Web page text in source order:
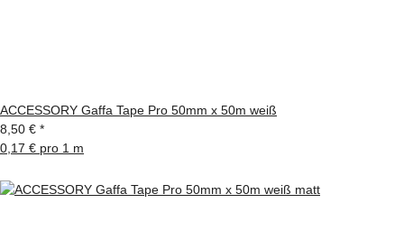
ACCESSORY Gaffa Tape Pro 50mm x 50m weiß
8,50 € *
0,17 € pro 1 m